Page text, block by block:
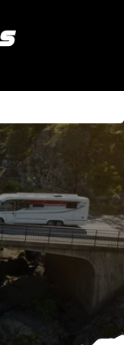
VÅRE MERKER
VERKSTED
BUTIKK
OM OSS